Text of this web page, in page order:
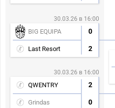
30.03.26 в 16:00
BIG EQUIPA 0
Last Resort 2
30.03.26 в 16:00
QWENTRY 2
Grindas 0